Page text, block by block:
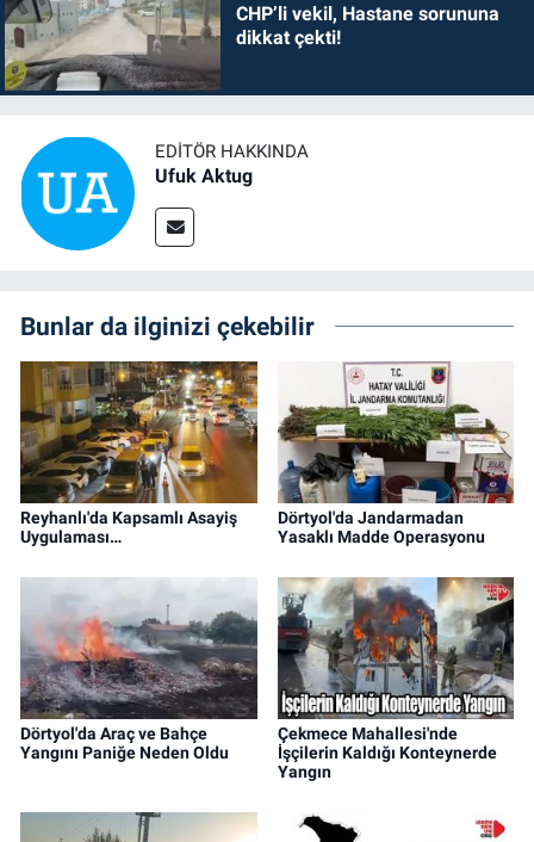
CHP’li vekil, Hastane sorununa
dikkat çekti!
EDITÖR HAKKINDA
Ufuk Aktug
Bunlar da ilginizi çekebilir
Reyhanlı'da Kapsamlı Asayiş
Uygulaması…
Dörtyol'da Jandarmadan
Yasaklı Madde Operasyonu
Dörtyol'da Araç ve Bahçe
Yangını Paniğe Neden Oldu
Çekmece Mahallesi'nde
İşçilerin Kaldığı Konteynerde
Yangın